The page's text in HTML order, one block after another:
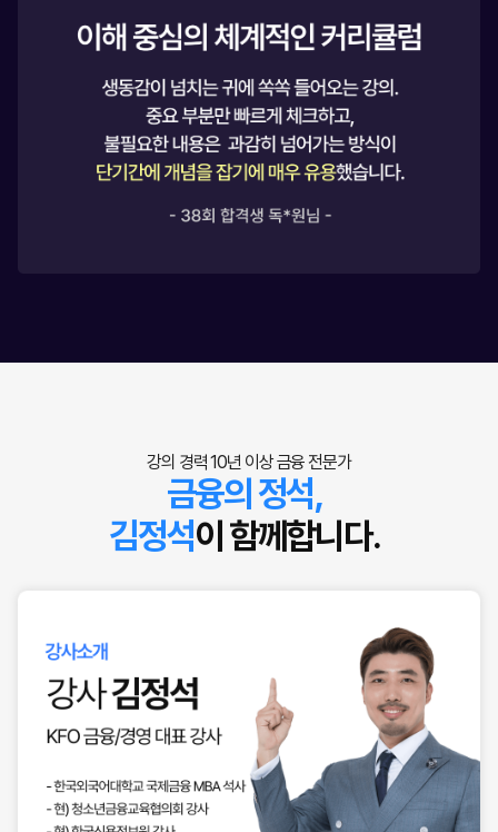
강의 경력 10년 이상 금융 전문가
금융의 정석,
김정석이 함께합니다.